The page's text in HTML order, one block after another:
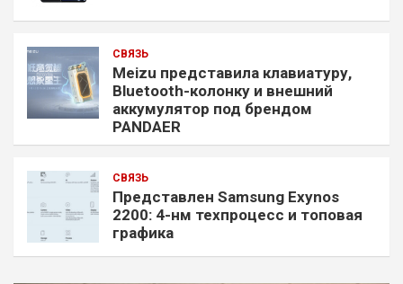
СВЯЗЬ
Meizu представила клавиатуру,
Bluetooth-колонку и внешний
аккумулятор под брендом
PANDAER
СВЯЗЬ
Представлен Samsung Exynos
2200: 4-нм техпроцесс и топовая
графика